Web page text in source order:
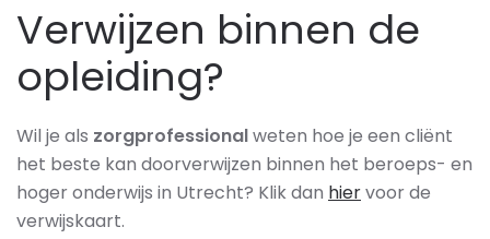
Verwijzen binnen de
opleiding?
Wil je als zorgprofessionalweten hoe je een cliënt
het beste kan doorverwijzen binnen het beroeps- en
hoger onderwijs in Utrecht? Klik dan hiervoor de
verwijskaart.